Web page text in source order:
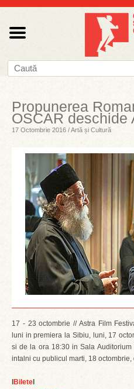
Propunerea
OSCAR deschide
17 Octombrie 2016 / Artă și Cultură
17 - 23 octombrie // Astra Film
luni in premiera la Sibiu, luni, 17
si de la ora 18:30 in Sala
intalni cu publicul marti, 18
Bilete